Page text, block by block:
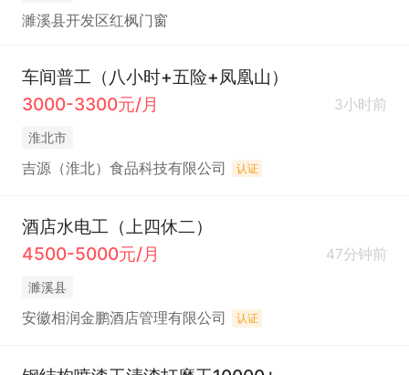
濉溪县开发区红枫门窗
车间普工（八小时+五险+凤凰山）
3000-3300元/月
3小时前
淮北市
吉源（淮北）食品科技有限公司 认证
酒店水电工（上四休二）
4500-5000元/月
47分钟前
濉溪县
安徽相润金鹏酒店管理有限公司 认证